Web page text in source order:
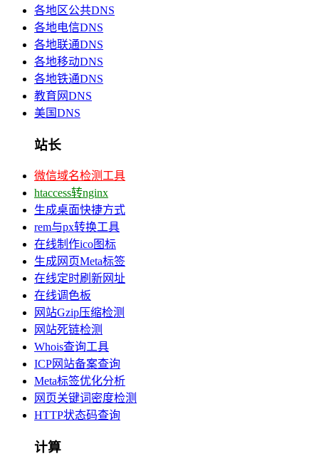
各地区公共DNS
各地电信DNS
各地联通DNS
各地移动DNS
各地铁通DNS
教育网DNS
美国DNS
站长
微信域名检测工具
htaccess转nginx
生成桌面快捷方式
rem与px转换工具
在线制作ico图标
生成网页Meta标签
在线定时刷新网址
在线调色板
网站Gzip压缩检测
网站死链检测
Whois查询工具
ICP网站备案查询
Meta标签优化分析
网页关键词密度检测
HTTP状态码查询
计算